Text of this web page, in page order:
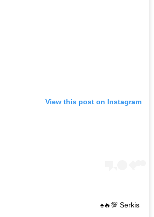
View this post on Instagram
Serkis 💯🔥♠️